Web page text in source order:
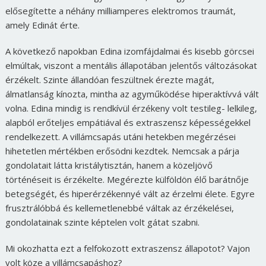
elősegítette a néhány milliamperes elektromos traumát,
amely Edinát érte.
A következő napokban Edina izomfájdalmai és kisebb görcsei
elmúltak, viszont a mentális állapotában jelentős változásokat
érzékelt. Szinte állandóan feszültnek érezte magát,
álmatlanság kínozta, mintha az agyműködése hiperaktívvá vált
volna. Edina mindig is rendkívül érzékeny volt testileg- lelkileg,
alapból erőteljes empátiával és extraszensz képességekkel
rendelkezett. A villámcsapás utáni hetekben megérzései
hihetetlen mértékben erősödni kezdtek. Nemcsak a párja
gondolatait látta kristálytisztán, hanem a közeljövő
történéseit is érzékelte. Megérezte külföldön élő barátnője
betegségét, és hiperérzékennyé vált az érzelmi élete. Egyre
frusztrálóbbá és kellemetlenebbé váltak az érzékelései,
gondolatainak szinte képtelen volt gátat szabni.
Mi okozhatta ezt a felfokozott extraszensz állapotot? Vajon
volt köze a villámcsapáshoz?